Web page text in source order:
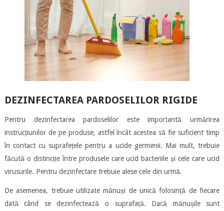
DEZINFECTAREA PARDOSELILOR RIGIDE
Pentru dezinfectarea pardoselilor este importantă urmărirea
instrucțiunilor de pe produse, astfel încât acestea să fie suficient timp
în contact cu suprafețele pentru a ucide germenii. Mai mult, trebuie
făcută o distincție între produsele care ucid bacteriile și cele care ucid
virusurile. Pentru dezinfectare trebuie alese cele din urmă.
De asemenea, trebuie utilizate mănuși de unică folosință de fiecare
dată când se dezinfectează o suprafață. Dacă mănușile sunt